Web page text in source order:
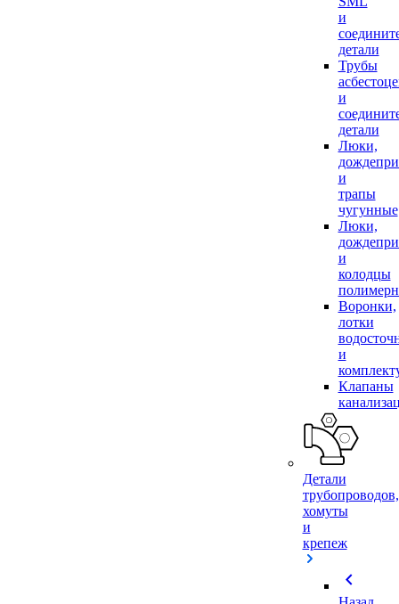
и
детали
Трубы
и
детали
Люки,
и
трапы
чугунные
Люки,
и
колодцы
Воронки,
лотки
и
Клапаны
Детали
трубопроводов,
хомуты
и
крепеж
chevron_left